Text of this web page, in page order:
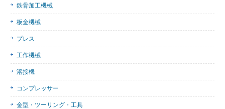
鉄骨加工機械
板金機械
プレス
工作機械
溶接機
コンプレッサー
金型・ツーリング・工具